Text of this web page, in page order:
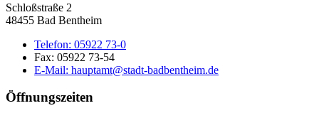
Schloßstraße 2
48455 Bad Bentheim
Telefon: 05922 73-0
Fax: 05922 73-54
E-Mail: hauptamt@stadt-badbentheim.de
Öffnungszeiten